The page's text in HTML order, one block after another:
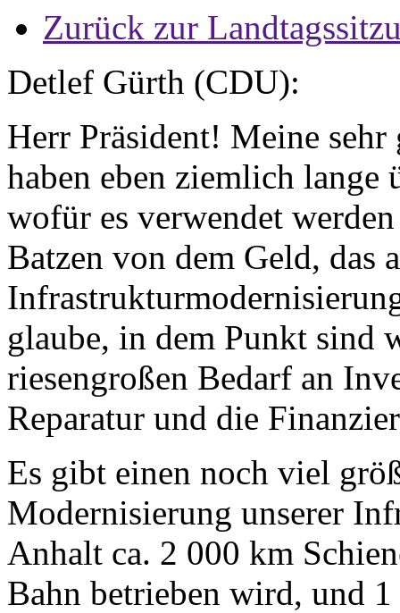
Zurück zur
Detlef Gürth (CDU):
Herr Präsident! Meine
haben eben ziemlich
wofür es verwendet
Batzen von dem Geld,
glaube, in dem Punkt sind
riesengroßen Bedarf an
Reparatur und die
Es gibt einen noch viel
Modernisierung unserer
Anhalt ca. 2 000 km
Bahn betrieben wird, und